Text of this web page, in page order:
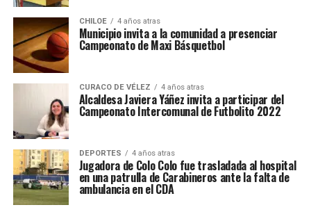
CHILOE 4 años atras
Municipio invita a la comunidad a presenciar
Campeonato de Maxi Básquetbol
CURACO DE VÉLEZ 4 años atras
Alcaldesa Javiera Yáñez invita a participar del
Campeonato Intercomunal de Futbolito 2022
DEPORTES 4 años atras
Jugadora de Colo Colo fue trasladada al hospital
en una patrulla de Carabineros ante la falta de
ambulancia en el CDA